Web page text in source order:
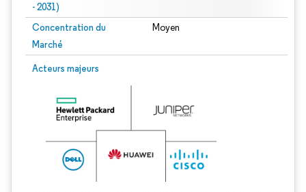
- 2031)
Concentration du
Marché
Moyen
Acteurs majeurs
Image © Mordor Intelligence. La réutilisation nécessite une attribution sous CC